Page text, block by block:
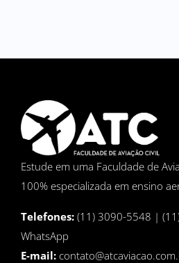
Estude em uma Faculdade de
100% especializada em ensino
Telefones: (11) 3090-5548 |
WhatsApp
E-mail: